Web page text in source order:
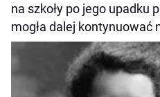
na szkoły po jego upadku
mogła dalej kontynuować